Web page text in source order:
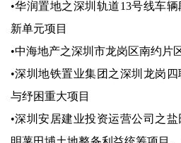
•华润置地之深圳轨道13号线车
新单元项目
•中海地产之深圳市龙岗区南约片
•深圳地铁置业集团之深圳龙岗
与纾困重大项目
•深圳安居建业投资运营公司之